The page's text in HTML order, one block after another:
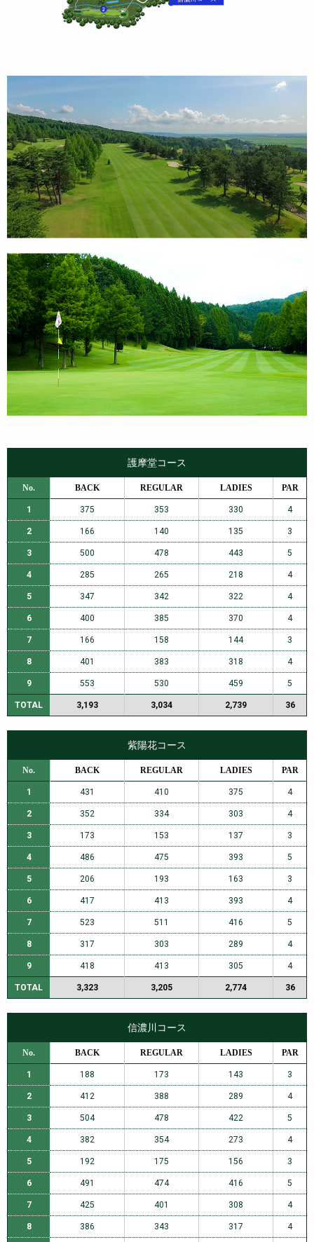
護摩堂コース
No. BACK REGULAR LADIES PAR
1 375 353 330 4
2 166 140 135 3
3 500 478 443 5
4 285 265 218 4
5 347 342 322 4
6 400 385 370 4
7 166 158 144 3
8 401 383 318 4
9 553 530 459 5
TOTAL 3,193 3,034 2,739 36
紫陽花コース
No. BACK REGULAR LADIES PAR
1 431 410 375 4
2 352 334 303 4
3 173 153 137 3
4 486 475 393 5
5 206 193 163 3
6 417 413 393 4
7 523 511 416 5
8 317 303 289 4
9 418 413 305 4
TOTAL 3,323 3,205 2,774 36
信濃川コース
No. BACK REGULAR LADIES PAR
1 188 173 143 3
2 412 388 289 4
3 504 478 422 5
4 382 354 273 4
5 192 175 156 3
6 491 474 416 5
7 425 401 308 4
8 386 343 317 4